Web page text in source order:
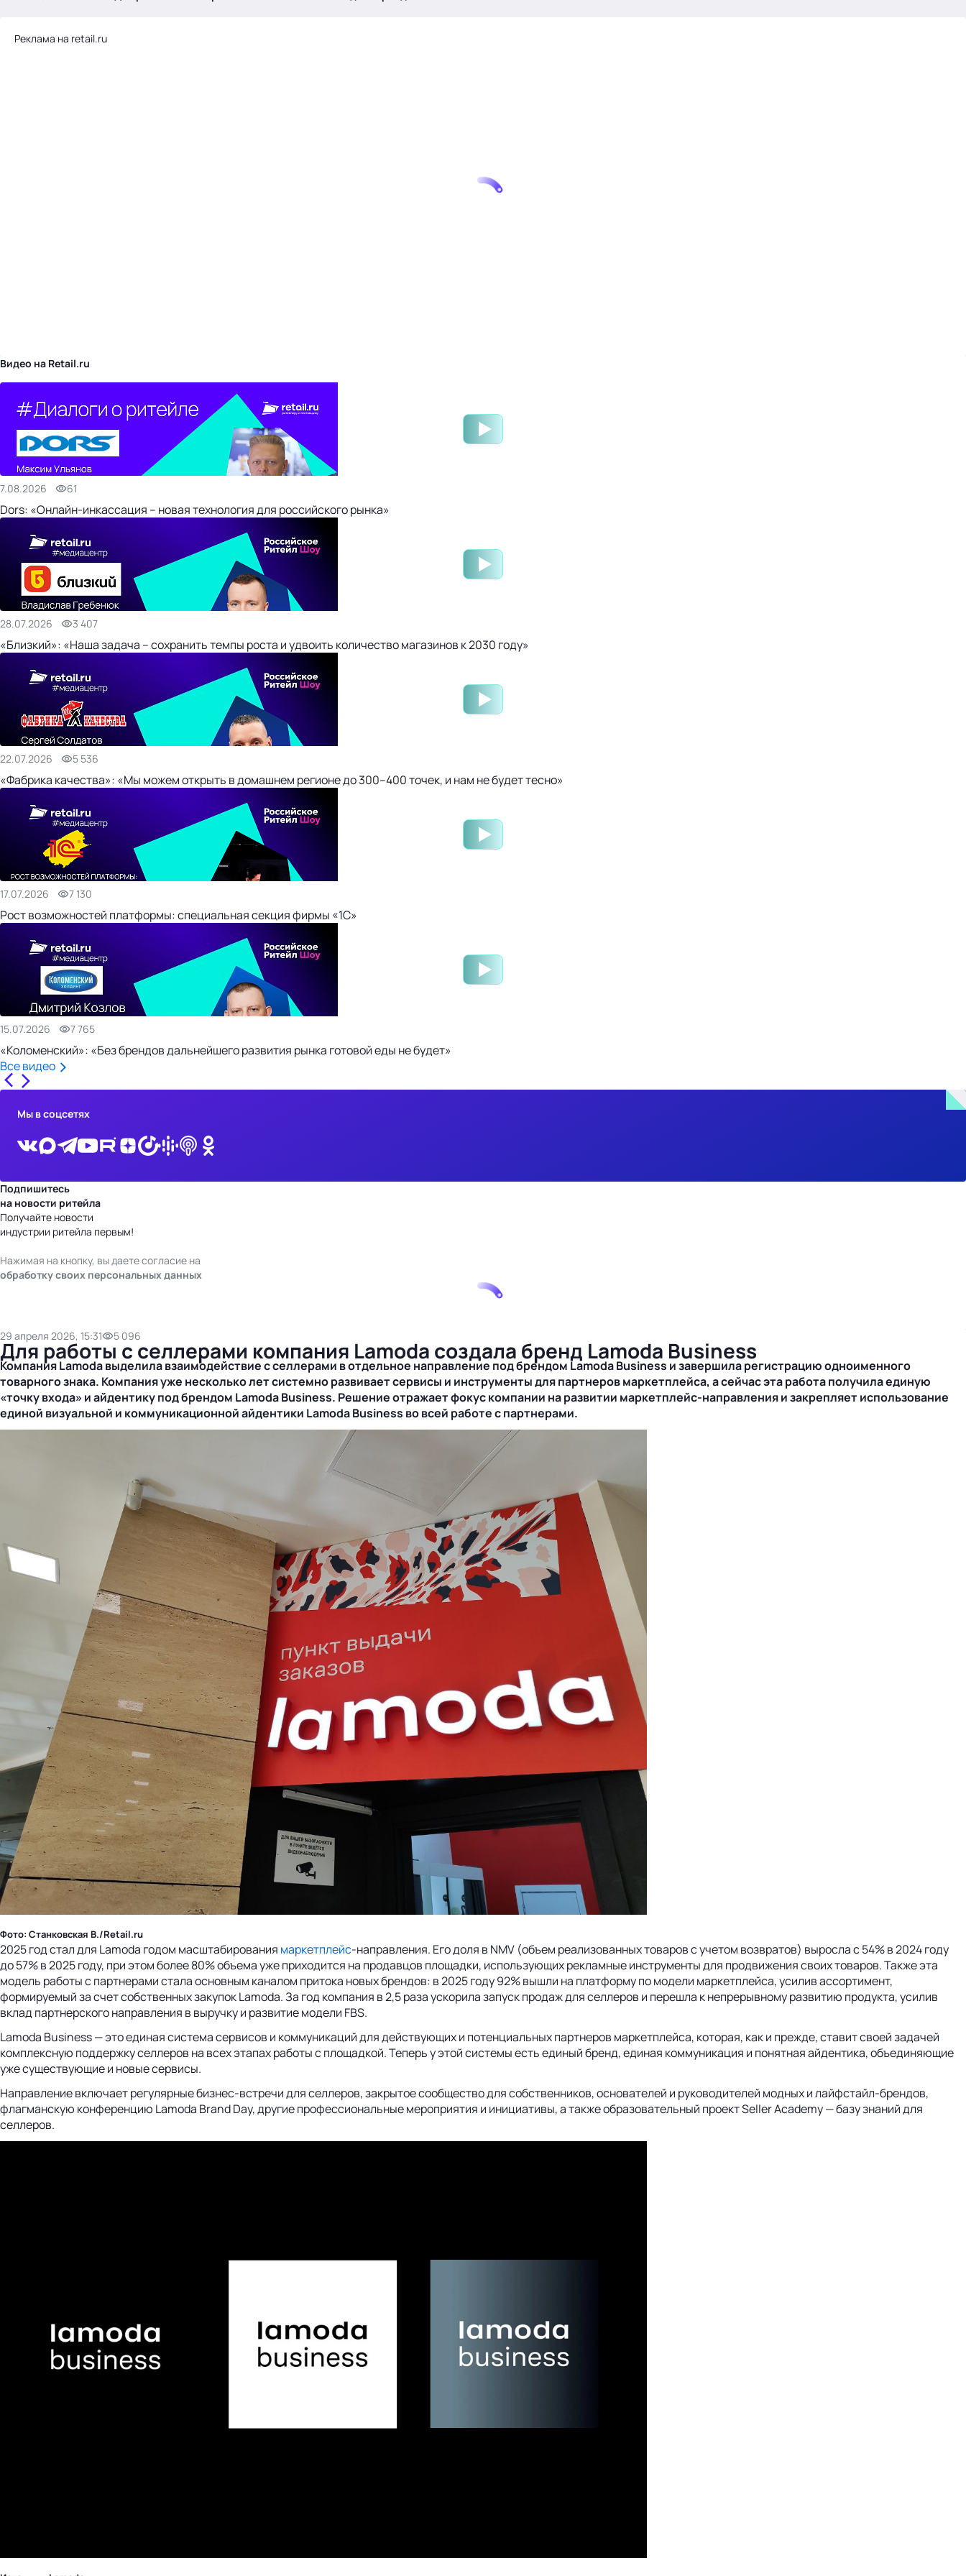
Реклама на retail.ru
Видео на Retail.ru
7.08.2026 61
Dors: «Онлайн-инкассация – новая технология для российского рынка»
28.07.2026 3 407
«Близкий»: «Наша задача – сохранить темпы роста и удвоить количество магазинов к 2030 году»
22.07.2026 5 536
«Фабрика качества»: «Мы можем открыть в домашнем регионе до 300–400 точек, и нам не будет тесно»
17.07.2026 7 130
Рост возможностей платформы: специальная секция фирмы «1С»
15.07.2026 7 765
«Коломенский»: «Без брендов дальнейшего развития рынка готовой еды не будет»
Все видео
Мы в соцсетях
Подпишитесь
на новости ритейла
Получайте новости
индустрии ритейла первым!
Нажимая на кнопку, вы даете согласие на
обработку своих персональных данных
29 апреля 2026, 15:31 5 096
Для работы с селлерами компания Lamoda создала бренд Lamoda Business
Компания Lamoda выделила взаимодействие с селлерами в отдельное направление под брендом Lamoda Business и завершила регистрацию одноименного
товарного знака. Компания уже несколько лет системно развивает сервисы и инструменты для партнеров маркетплейса, а сейчас эта работа получила единую
«точку входа» и айдентику под брендом Lamoda Business. Решение отражает фокус компании на развитии маркетплейс‑направления и закрепляет использование
единой визуальной и коммуникационной айдентики Lamoda Business во всей работе с партнерами.
Фото: Станковская В./Retail.ru
2025 год стал для Lamoda годом масштабирования маркетплейс‑направления. Его доля в NMV (объем реализованных товаров с учетом возвратов) выросла с 54% в 2024 году
до 57% в 2025 году, при этом более 80% объема уже приходится на продавцов площадки, использующих рекламные инструменты для продвижения своих товаров. Также эта
модель работы с партнерами стала основным каналом притока новых брендов: в 2025 году 92% вышли на платформу по модели маркетплейса, усилив ассортимент,
формируемый за счет собственных закупок Lamoda. За год компания в 2,5 раза ускорила запуск продаж для селлеров и перешла к непрерывному развитию продукта, усилив
вклад партнерского направления в выручку и развитие модели FBS.
Lamoda Business — это единая система сервисов и коммуникаций для действующих и потенциальных партнеров маркетплейса, которая, как и прежде, ставит своей задачей
комплексную поддержку селлеров на всех этапах работы с площадкой. Теперь у этой системы есть единый бренд, единая коммуникация и понятная айдентика, объединяющие
уже существующие и новые сервисы.
Направление включает регулярные бизнес‑встречи для селлеров, закрытое сообщество для собственников, основателей и руководителей модных и лайфстайл‑брендов,
флагманскую конференцию Lamoda Brand Day, другие профессиональные мероприятия и инициативы, а также образовательный проект Seller Academy — базу знаний для
селлеров.